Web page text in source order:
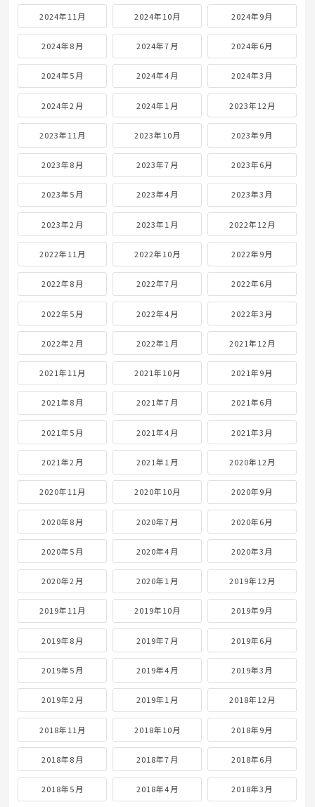
2024年11月 2024年10月 2024年9月
2024年8月 2024年7月 2024年6月
2024年5月 2024年4月 2024年3月
2024年2月 2024年1月 2023年12月
2023年11月 2023年10月 2023年9月
2023年8月 2023年7月 2023年6月
2023年5月 2023年4月 2023年3月
2023年2月 2023年1月 2022年12月
2022年11月 2022年10月 2022年9月
2022年8月 2022年7月 2022年6月
2022年5月 2022年4月 2022年3月
2022年2月 2022年1月 2021年12月
2021年11月 2021年10月 2021年9月
2021年8月 2021年7月 2021年6月
2021年5月 2021年4月 2021年3月
2021年2月 2021年1月 2020年12月
2020年11月 2020年10月 2020年9月
2020年8月 2020年7月 2020年6月
2020年5月 2020年4月 2020年3月
2020年2月 2020年1月 2019年12月
2019年11月 2019年10月 2019年9月
2019年8月 2019年7月 2019年6月
2019年5月 2019年4月 2019年3月
2019年2月 2019年1月 2018年12月
2018年11月 2018年10月 2018年9月
2018年8月 2018年7月 2018年6月
2018年5月 2018年4月 2018年3月